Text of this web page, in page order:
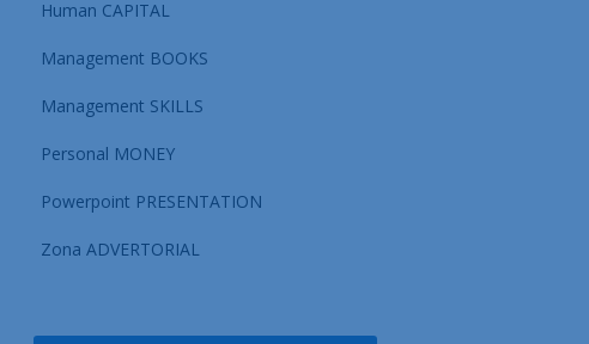
Human CAPITAL
Management BOOKS
Management SKILLS
Personal MONEY
Powerpoint PRESENTATION
Zona ADVERTORIAL